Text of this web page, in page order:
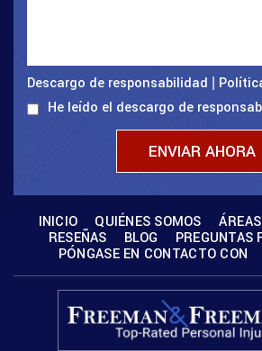
Descargo de responsabilidad
He leído el descargo de
INICIO QUIÉNES SOMOS
RESEÑAS
BLOG
PREGUNTAS
PÓNGASE EN CONTACTO CON